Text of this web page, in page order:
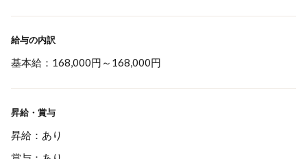
給与の内訳
基本給：168,000円～168,000円
昇給・賞与
昇給：あり